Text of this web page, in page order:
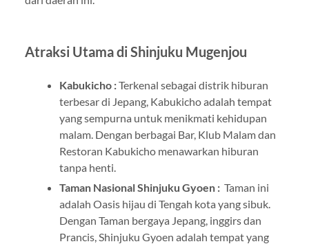
Atraksi Utama di Shinjuku Mugenjou
Kabukicho :Terkenal sebagai distrik hiburan
terbesar di Jepang, Kabukicho adalah tempat
yang sempurna untuk menikmati kehidupan
malam. Dengan berbagai Bar, Klub Malam dan
Restoran Kabukicho menawarkan hiburan
tanpa henti.
Taman Nasional Shinjuku Gyoen : Taman ini
adalah Oasis hijau di Tengah kota yang sibuk.
Dengan Taman bergaya Jepang, inggirs dan
Prancis, Shinjuku Gyoen adalah tempat yang